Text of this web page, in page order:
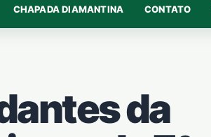
CHAPADA DIAMANTINA CONTATO
da